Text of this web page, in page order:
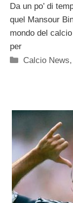
Da un po’ di
quel Mansour
mondo del
per
Categorie
Calcio News,